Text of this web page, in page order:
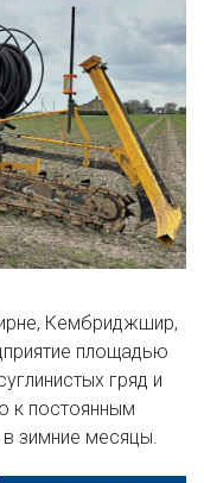
Кембриджшир,
площадью
гряд и
к постоянным
зимние месяцы.